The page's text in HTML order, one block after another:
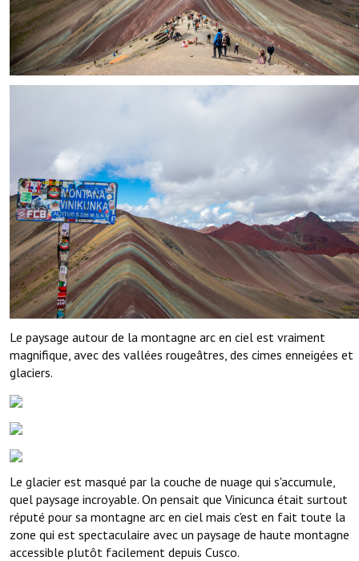
Le paysage autour de la montagne arc en ciel est vraiment
magnifique, avec des vallées rougeâtres, des cimes enneigées et
glaciers.
Le glacier est masqué par la couche de nuage qui s'accumule,
quel paysage incroyable. On pensait que Vinicunca était surtout
réputé pour sa montagne arc en ciel mais c'est en fait toute la
zone qui est spectaculaire avec un paysage de haute montagne
accessible plutôt facilement depuis Cusco.